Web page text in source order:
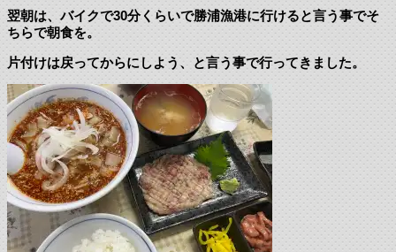
翌朝は、バイクで30分くらいで勝浦漁港に行けると言う事でそ
ちらで朝食を。
片付けは戻ってからにしよう、と言う事で行ってきました。